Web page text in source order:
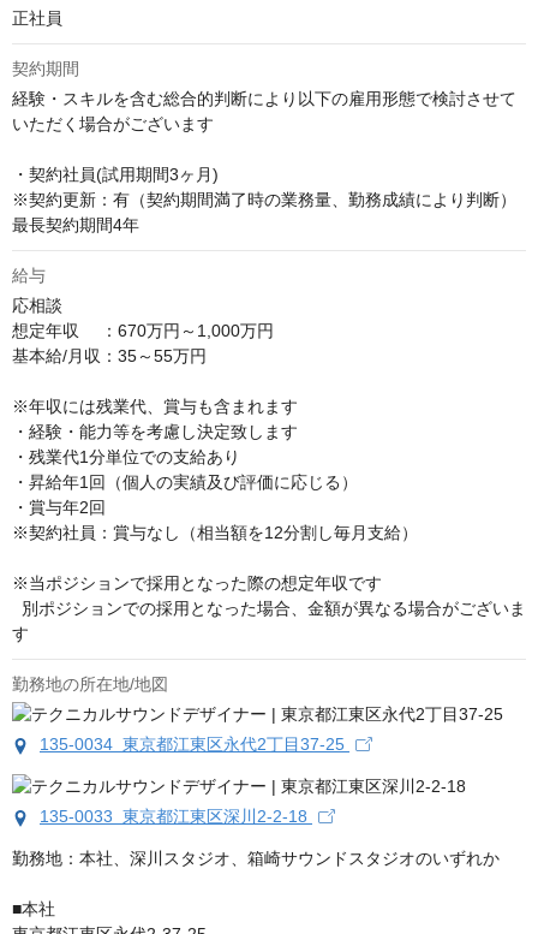
正社員
契約期間
経験・スキルを含む総合的判断により以下の雇用形態で検討させて
いただく場合がございます
・契約社員(試用期間3ヶ月)
※契約更新：有（契約期間満了時の業務量、勤務成績により判断）
最長契約期間4年
給与
応相談
想定年収　 ：670万円～1,000万円
基本給/月収：35～55万円
※年収には残業代、賞与も含まれます
・経験・能力等を考慮し決定致します
・残業代1分単位での支給あり
・昇給年1回（個人の実績及び評価に応じる）
・賞与年2回
※契約社員：賞与なし（相当額を12分割し毎月支給）
※当ポジションで採用となった際の想定年収です
す
勤務地の所在地/地図
135-0034 東京都江東区永代2丁目37-25
135-0033 東京都江東区深川2-2-18
勤務地：本社、深川スタジオ、箱崎サウンドスタジオのいずれか
■本社